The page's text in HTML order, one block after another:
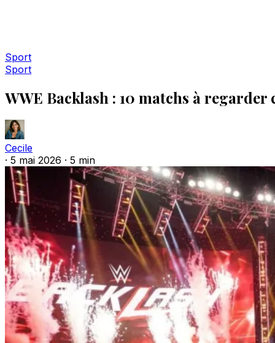
Sport
Sport
WWE Backlash : 10 matchs à regarder
Cecile
· 5 mai 2026 · 5 min